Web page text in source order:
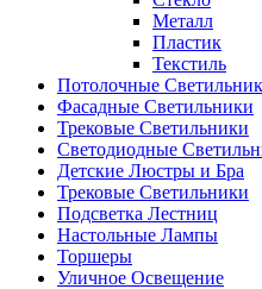
Металл
Пластик
Текстиль
Потолочные
Фасадные Светильники
Трековые Светильники
Светодиодные
Детские Люстры и Бра
Трековые Светильники
Подсветка Лестниц
Настольные Лампы
Торшеры
Уличное Освещение